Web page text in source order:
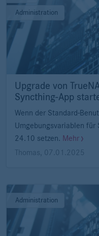
Administration
Upgrade von
Syncthing-App
Wenn der Standard-
Umgebungsvariablen für
24.10 setzen. Mehr
Thomas
07.01.2025
Administration